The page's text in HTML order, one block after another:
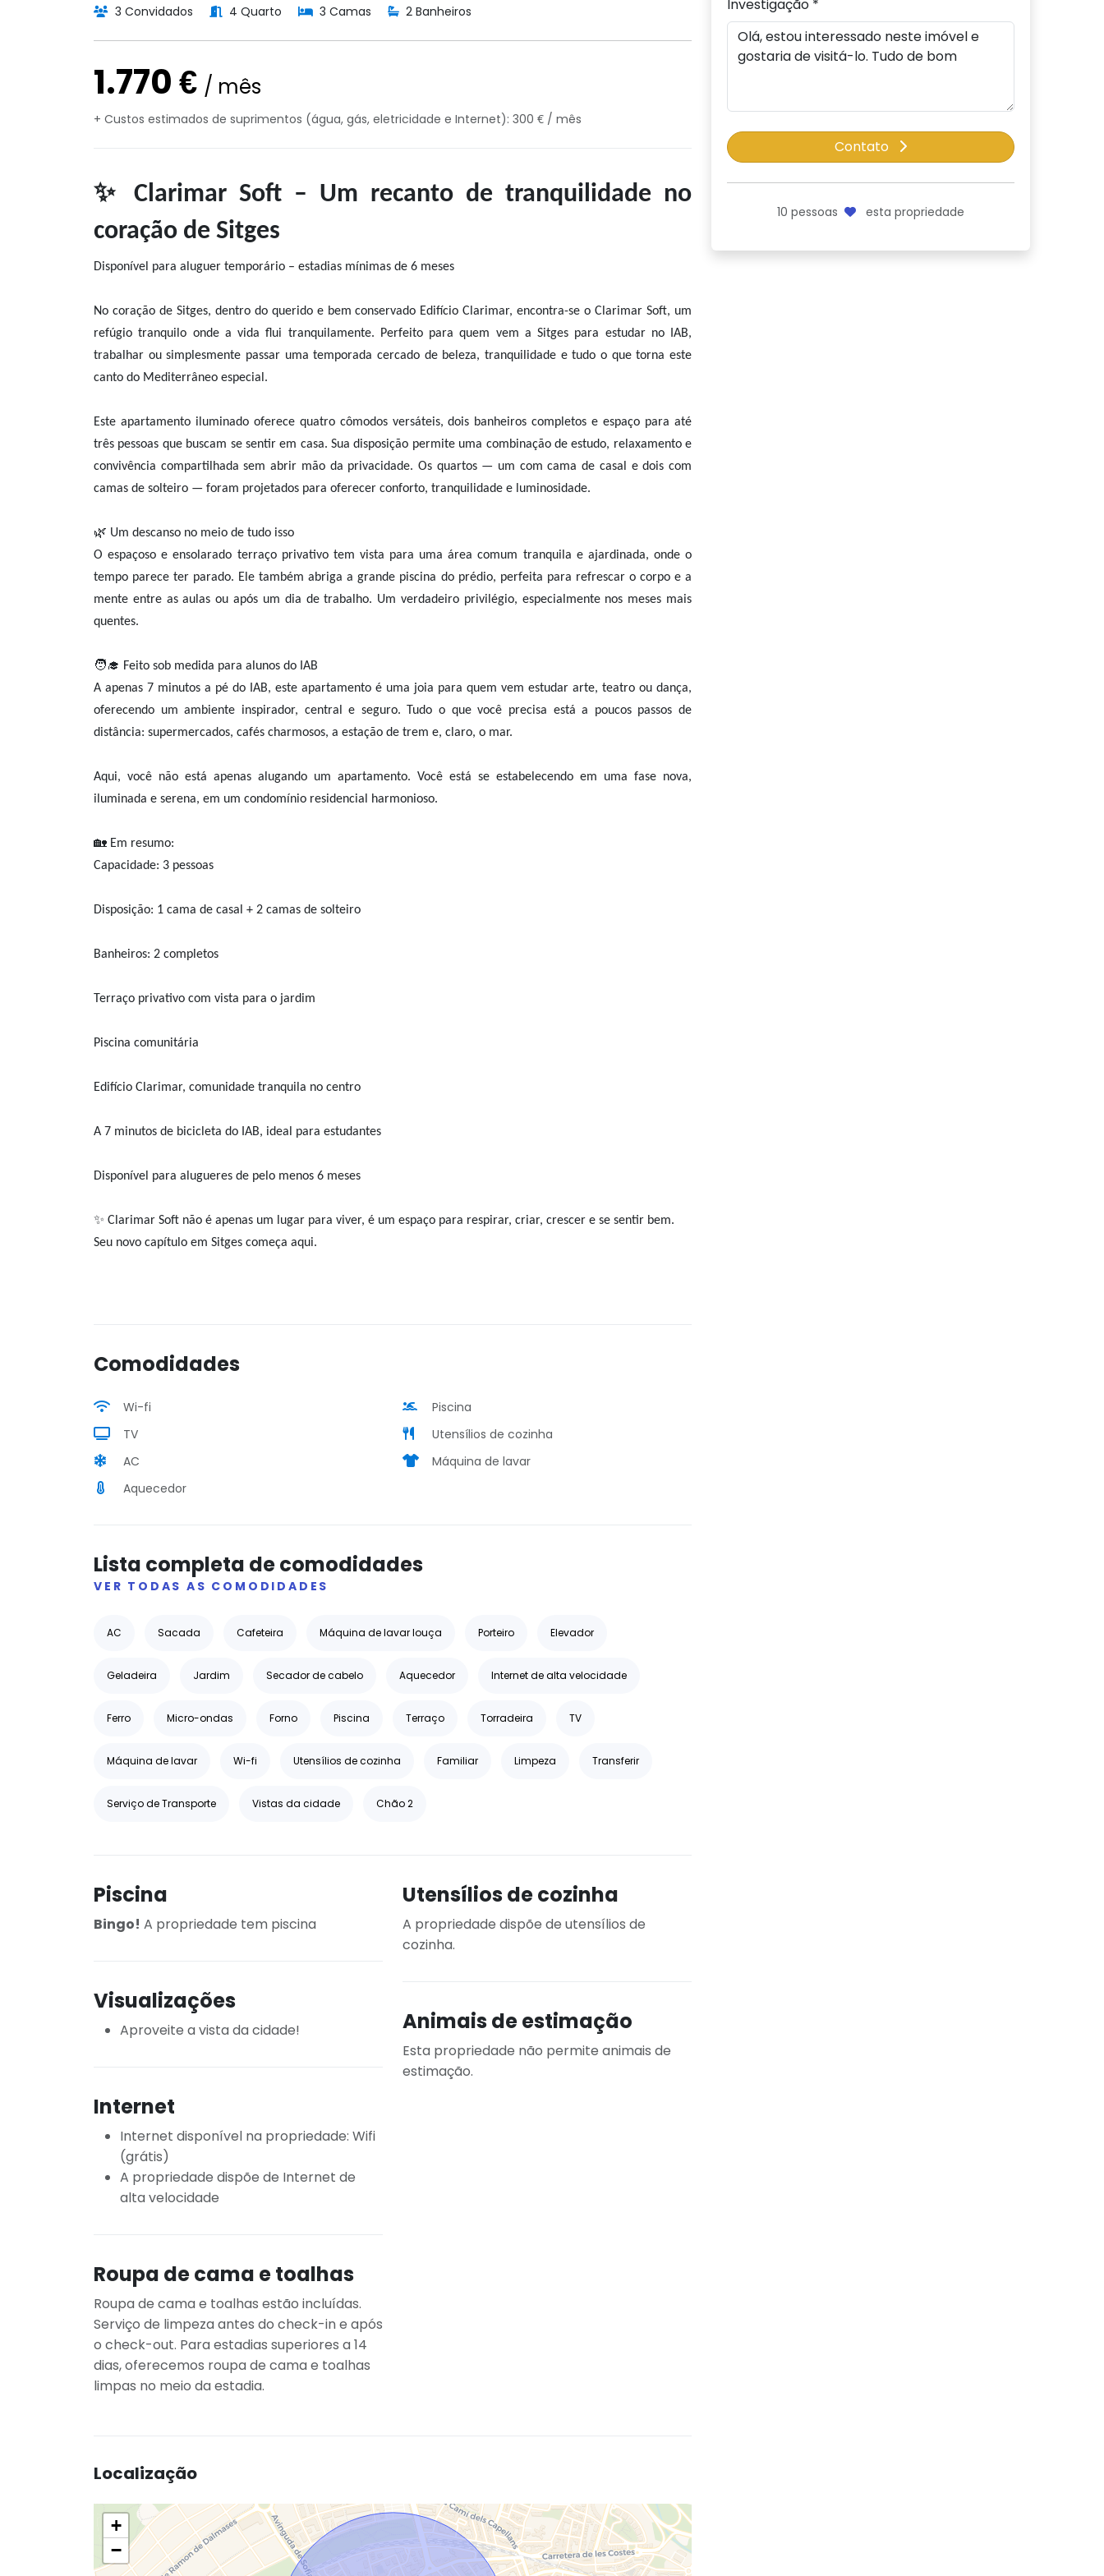
3 Convidados 4 Quarto 3 Camas 2 Banheiros
1.770 € / mês
+ Custos estimados de suprimentos (água, gás, eletricidade e Internet): 300 € / mês
✨ Clarimar Soft – Um recanto de tranquilidade no
coração de Sitges
Disponível para aluguer temporário – estadias mínimas de 6 meses
No coração de Sitges, dentro do querido e bem conservado Edifício Clarimar, encontra-se o Clarimar Soft, um
refúgio tranquilo onde a vida flui tranquilamente. Perfeito para quem vem a Sitges para estudar no IAB,
trabalhar ou simplesmente passar uma temporada cercado de beleza, tranquilidade e tudo o que torna este
canto do Mediterrâneo especial.
Este apartamento iluminado oferece quatro cômodos versáteis, dois banheiros completos e espaço para até
três pessoas que buscam se sentir em casa. Sua disposição permite uma combinação de estudo, relaxamento e
convivência compartilhada sem abrir mão da privacidade. Os quartos — um com cama de casal e dois com
camas de solteiro — foram projetados para oferecer conforto, tranquilidade e luminosidade.
🌿 Um descanso no meio de tudo isso
O espaçoso e ensolarado terraço privativo tem vista para uma área comum tranquila e ajardinada, onde o
tempo parece ter parado. Ele também abriga a grande piscina do prédio, perfeita para refrescar o corpo e a
mente entre as aulas ou após um dia de trabalho. Um verdadeiro privilégio, especialmente nos meses mais
quentes.
🧑‍🎓 Feito sob medida para alunos do IAB
A apenas 7 minutos a pé do IAB, este apartamento é uma joia para quem vem estudar arte, teatro ou dança,
oferecendo um ambiente inspirador, central e seguro. Tudo o que você precisa está a poucos passos de
distância: supermercados, cafés charmosos, a estação de trem e, claro, o mar.
Aqui, você não está apenas alugando um apartamento. Você está se estabelecendo em uma fase nova,
iluminada e serena, em um condomínio residencial harmonioso.
🏡 Em resumo:
Capacidade: 3 pessoas
Disposição: 1 cama de casal + 2 camas de solteiro
Banheiros: 2 completos
Terraço privativo com vista para o jardim
Piscina comunitária
Edifício Clarimar, comunidade tranquila no centro
A 7 minutos de bicicleta do IAB, ideal para estudantes
Disponível para alugueres de pelo menos 6 meses
✨ Clarimar Soft não é apenas um lugar para viver, é um espaço para respirar, criar, crescer e se sentir bem.
Seu novo capítulo em Sitges começa aqui.
Comodidades
Wi-fi
TV
AC
Aquecedor
Piscina
Utensílios de cozinha
Máquina de lavar
Lista completa de comodidades
VER TODAS AS COMODIDADES
AC Sacada Cafeteira Máquina de lavar louça Porteiro Elevador
Geladeira Jardim Secador de cabelo Aquecedor Internet de alta velocidade
Ferro Micro-ondas Forno Piscina Terraço Torradeira TV
Máquina de lavar Wi-fi Utensílios de cozinha Familiar Limpeza Transferir
Serviço de Transporte Vistas da cidade Chão 2
Piscina
Bingo! A propriedade tem piscina
Visualizações
Aproveite a vista da cidade!
Internet
Internet disponível na propriedade: Wifi
(grátis)
A propriedade dispõe de Internet de
alta velocidade
Roupa de cama e toalhas
Roupa de cama e toalhas estão incluídas.
Serviço de limpeza antes do check-in e após
o check-out. Para estadias superiores a 14
dias, oferecemos roupa de cama e toalhas
limpas no meio da estadia.
Utensílios de cozinha
A propriedade dispõe de utensílios de
cozinha.
Animais de estimação
Esta propriedade não permite animais de
estimação.
Localização
+
−
Investigação *
Contato
10 pessoas esta propriedade